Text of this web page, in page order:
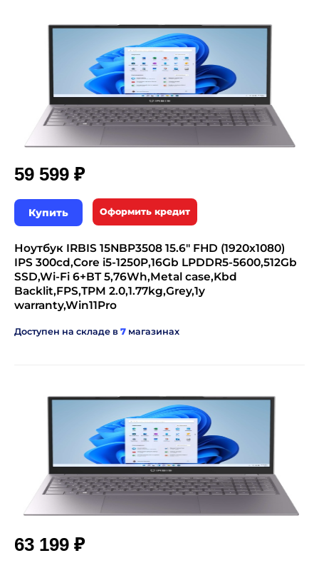
59 599 ₽
Купить Оформить кредит
Ноутбук IRBIS 15NBP3508 15.6" FHD (1920x1080)
IPS 300cd,Core i5-1250P,16Gb LPDDR5-5600,512Gb
SSD,Wi-Fi 6+BT 5,76Wh,Metal case,Kbd
Backlit,FPS,TPM 2.0,1.77kg,Grey,1y
warranty,Win11Pro
Доступен на складе в 7 магазинах
63 199 ₽